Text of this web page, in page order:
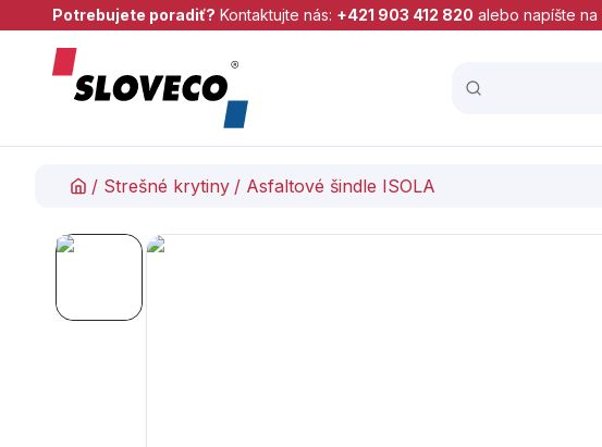
Potrebujete poradiť? Kontaktujte nás: +421 903 412 820 alebo napíšte na
/ Strešné krytiny / Asfaltové šindle ISOLA